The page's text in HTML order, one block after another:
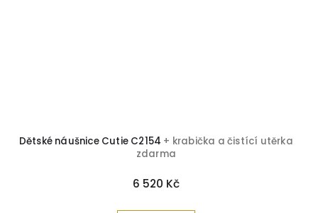
Dětské náušnice Cutie C2154 + krabička a čistící utěrka
zdarma
6 520 Kč